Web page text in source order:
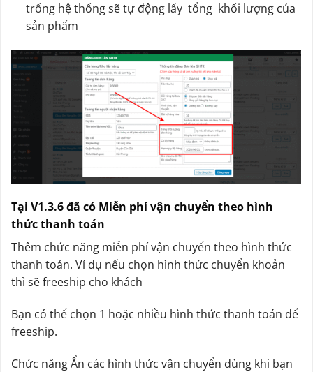
trống hệ thống sẽ tự động lấy tổng khối lượng của
sản phẩm
Tại V1.3.6 đã có Miễn phí vận chuyển theo hình
thức thanh toán
Thêm chức năng miễn phí vận chuyển theo hình thức
thanh toán. Ví dụ nếu chọn hình thức chuyển khoản
thì sẽ freeship cho khách
Bạn có thể chọn 1 hoặc nhiều hình thức thanh toán để
freeship.
Chức năng Ẩn các hình thức vận chuyển dùng khi bạn